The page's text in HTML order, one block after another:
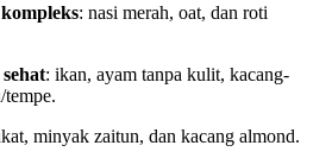
: nasi merah, oat, dan roti
: ikan, ayam tanpa kulit, kacang-
tempe.
minyak zaitun, dan kacang almond.